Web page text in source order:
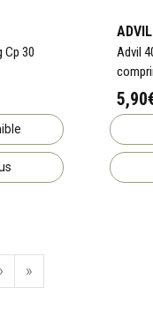
Cp 30
ADVIL
Advil
› »